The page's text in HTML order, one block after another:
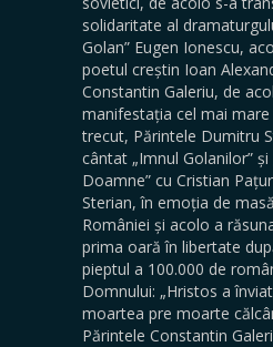
solidaritate al
Golan” Eugen Ionescu,
poetul creștin Ioan
Constantin Galeriu, de
manifestația cel mai
trecut, Părintele Dumitru
cântat „Imnul Golanilor”
Doamne” cu Cristian
Sterian, în emoția de
României și acolo a
prima oară în libertate
pieptul a 100.000 de
Domnului: „Hristos a
moartea pre moarte
Părintele Constantin